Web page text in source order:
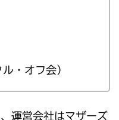
・オフ会）
運営会社はマザーズ